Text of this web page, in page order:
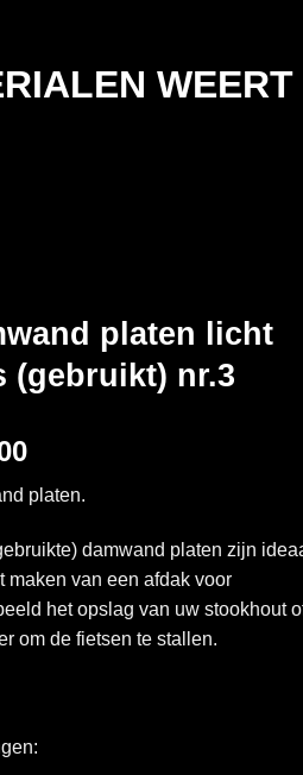
WEERT
platen licht
(gebruikt) nr.3
platen.
damwand platen zijn
maken van een afdak voor
het opslag van uw stookhout
om de fietsen te stallen.